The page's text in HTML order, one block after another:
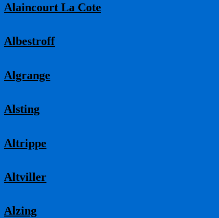
Alaincourt La Cote
Albestroff
Algrange
Alsting
Altrippe
Altviller
Alzing